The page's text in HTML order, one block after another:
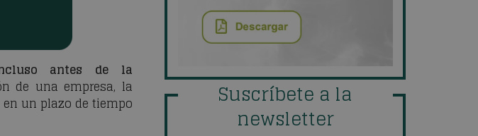
antes de la
de una empresa, la
un plazo de tiempo
Suscríbete a la
newsletter